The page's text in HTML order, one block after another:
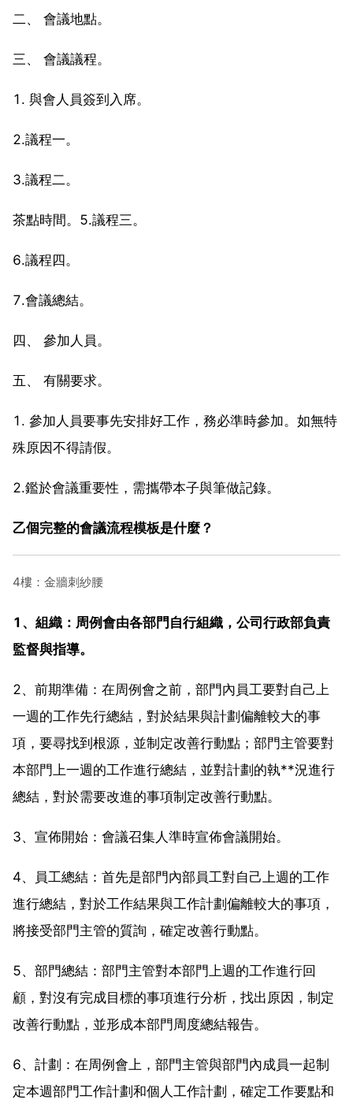
二、 會議地點。
三、 會議議程。
1. 與會人員簽到入席。
2.議程一。
3.議程二。
茶點時間。5.議程三。
6.議程四。
7.會議總結。
四、 參加人員。
五、 有關要求。
1. 參加人員要事先安排好工作，務必準時參加。如無特
殊原因不得請假。
2.鑑於會議重要性，需攜帶本子與筆做記錄。
乙個完整的會議流程模板是什麼？
4樓：金牆刺紗腰
1、組織：周例會由各部門自行組織，公司行政部負責
監督與指導。
2、前期準備：在周例會之前，部門內員工要對自己上
一週的工作先行總結，對於結果與計劃偏離較大的事
項，要尋找到根源，並制定改善行動點；部門主管要對
本部門上一週的工作進行總結，並對計劃的執**況進行
總結，對於需要改進的事項制定改善行動點。
3、宣佈開始：會議召集人準時宣佈會議開始。
4、員工總結：首先是部門內部員工對自己上週的工作
進行總結，對於工作結果與工作計劃偏離較大的事項，
將接受部門主管的質詢，確定改善行動點。
5、部門總結：部門主管對本部門上週的工作進行回
顧，對沒有完成目標的事項進行分析，找出原因，制定
改善行動點，並形成本部門周度總結報告。
6、計劃：在周例會上，部門主管與部門內成員一起制
定本週部門工作計劃和個人工作計劃，確定工作要點和